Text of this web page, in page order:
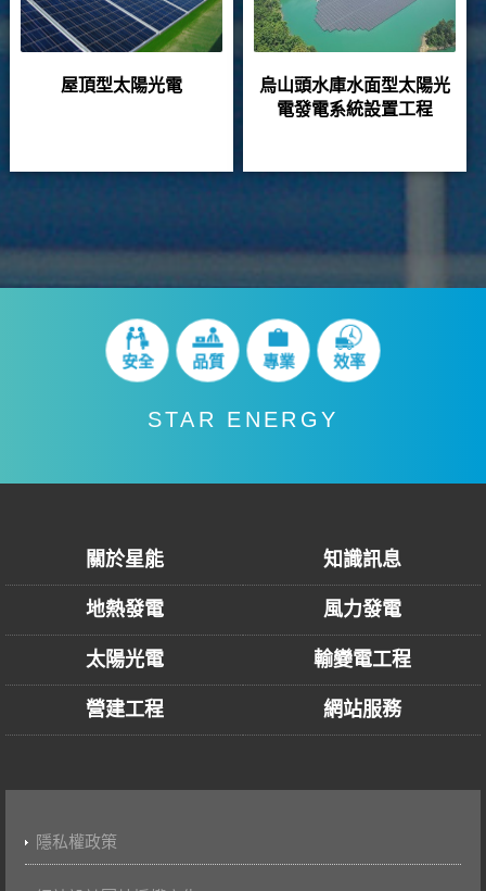
屋頂型太陽光電
烏山頭水庫水面型太陽光
電發電系統設置工程
安全 品質 專業 效率
STAR ENERGY
關於星能 知識訊息
地熱發電 風力發電
太陽光電 輸變電工程
營建工程 網站服務
隱私權政策